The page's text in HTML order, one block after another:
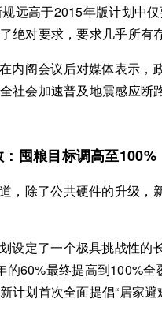
远高于2015年版计划中
绝对要求，要求几乎所有
内阁会议后对媒体表示
社会加速普及地震感应
囤粮目标调高至100%
，除了公共硬件的升级
设定了一个极具挑战性的
的60%最终提高到100%
计划首次全面提倡“居家